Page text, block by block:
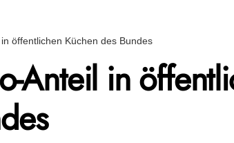
öffentlichen Küchen des Bundes
Anteil in